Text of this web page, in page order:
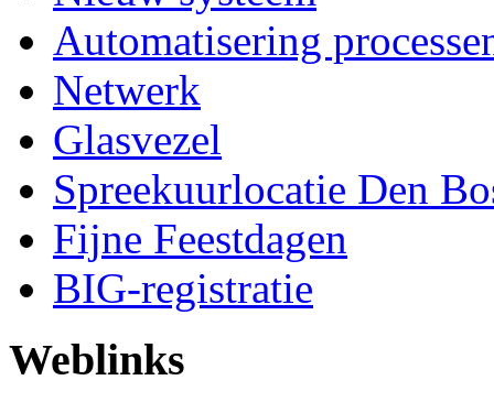
Automatisering
Netwerk
Glasvezel
Spreekuurlocatie Den
Fijne Feestdagen
BIG-registratie
Weblinks